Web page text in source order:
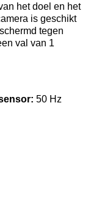
het doel en het
is geschikt
tegen
val van 1
50 Hz